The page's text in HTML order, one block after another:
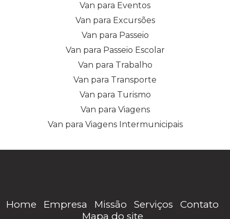
Van para Eventos
Van para Excursões
Van para Passeio
Van para Passeio Escolar
Van para Trabalho
Van para Transporte
Van para Turismo
Van para Viagens
Van para Viagens Intermunicipais
Home Empresa Missão Serviços
Contato
Mapa do site